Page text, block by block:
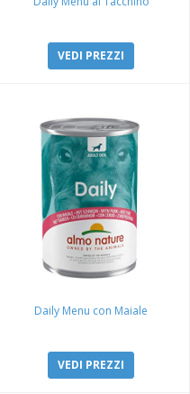
VEDI PREZZI
Daily Menu con Maiale
VEDI PREZZI